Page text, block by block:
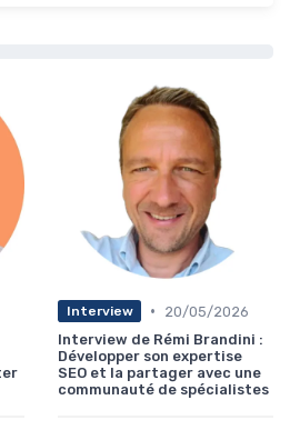
Interview •
20/05/2026
Interview de Rémi Brandini :
Développer son expertise
SEO et la partager avec une
communauté de spécialistes